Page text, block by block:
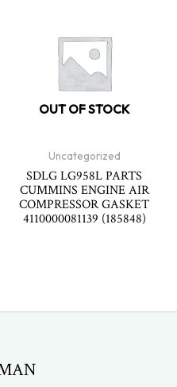
OUT OF STOCK
Uncategorized
SDLG LG958L PARTS
CUMMINS ENGINE AIR
COMPRESSOR GASKET
4110000081139 (185848)